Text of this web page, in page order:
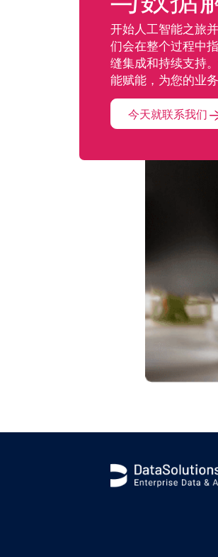
开始人工智能之旅
们会在整个过程中
缝集成和持续支持
能赋能，为您的业
今天就联系我们